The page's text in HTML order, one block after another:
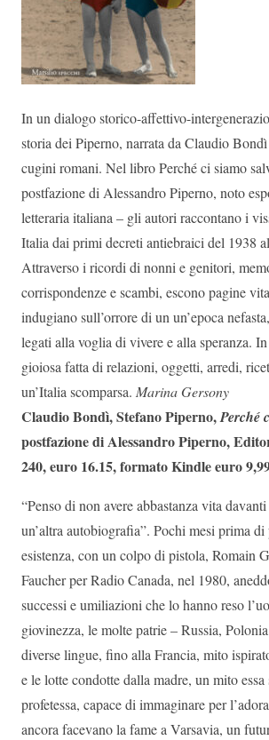
In un dialogo storico-affettivo-
storia dei Piperno, narrata da Claudio
cugini romani. Nel libro Perché ci siamo
postfazione di Alessandro Piperno, noto
letteraria italiana – gli autori raccontano i
Italia dai primi decreti antiebraici del 1938
Attraverso i ricordi di nonni e genitori,
corrispondenze e scambi, escono pagine
indugiano sull’orrore di un un’epoca
legati alla voglia di vivere e alla speranza.
gioiosa fatta di relazioni, oggetti, arredi,
un’Italia scomparsa. Marina Gersony
Claudio Bondì, Stefano Piperno,Perché
postfazione di Alessandro Piperno,
240, euro 16.15, formato Kindle euro
“Penso di non avere abbastanza vita
un’altra autobiografia”. Pochi mesi prima
esistenza, con un colpo di pistola, Romain
Faucher per Radio Canada, nel 1980,
successi e umiliazioni che lo hanno reso
giovinezza, le molte patrie – Russia,
diverse lingue, fino alla Francia, mito
e le lotte condotte dalla madre, un mito essa
profetessa, capace di immaginare per
ancora facevano la fame a Varsavia, un